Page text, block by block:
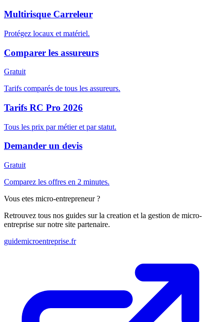
Multirisque Carreleur
Protégez locaux et matériel.
Comparer les assureurs
Gratuit
Tarifs comparés de tous les assureurs.
Tarifs RC Pro 2026
Tous les prix par métier et par statut.
Demander un devis
Gratuit
Comparez les offres en 2 minutes.
Vous etes micro-entrepreneur ?
Retrouvez tous nos guides sur la creation et la gestion de micro-
entreprise sur notre site partenaire.
guidemicroentreprise.fr